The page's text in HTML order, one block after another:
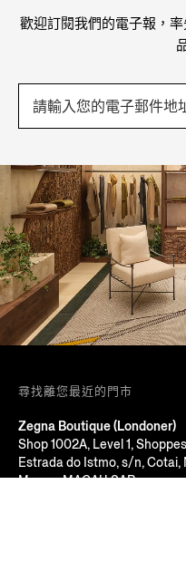
歡迎訂閱我們的電子報，
尋找離您最近的門市
Zegna Boutique (Londoner)
Shop 1002A, Level 1,
Estrada do Istmo, s/n, Cotai,
Macau, MACAU SAR